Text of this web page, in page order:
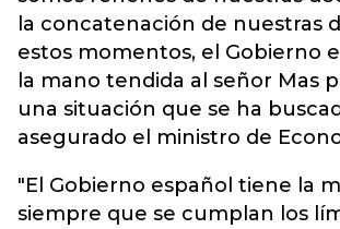
la concatenación de nuestras
estos momentos, el Gobierno
la mano tendida al señor Mas
una situación que se ha
asegurado el ministro de
"El Gobierno español tiene la
siempre que se cumplan los